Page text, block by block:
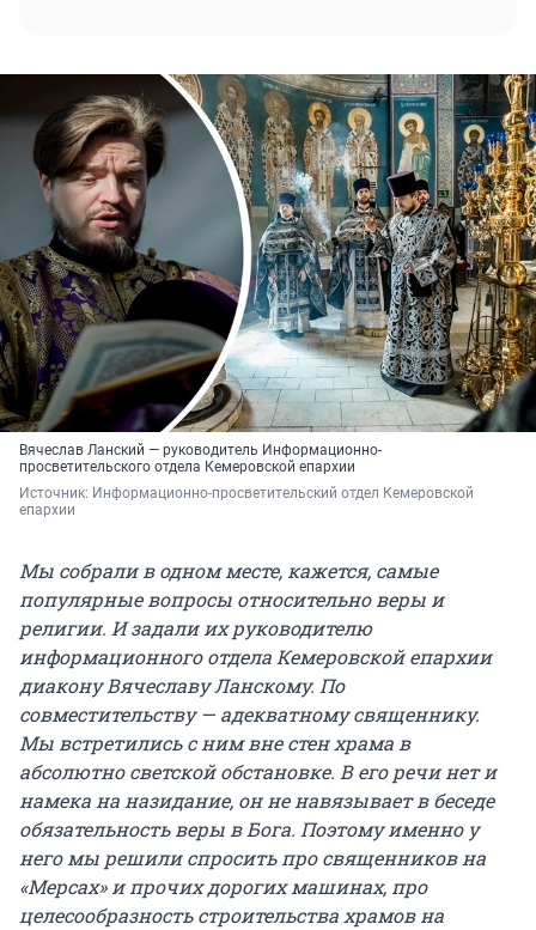
Вячеслав Ланский — руководитель Информационно-
просветительского отдела Кемеровской епархии
Источник: Информационно-просветительский отдел Кемеровской
епархии
Мы собрали в одном месте, кажется, самые
популярные вопросы относительно веры и
религии. И задали их руководителю
информационного отдела Кемеровской епархии
диакону Вячеславу Ланскому. По
совместительству — адекватному священнику.
Мы встретились с ним вне стен храма в
абсолютно светской обстановке. В его речи нет и
намека на назидание, он не навязывает в беседе
обязательность веры в Бога. Поэтому именно у
него мы решили спросить про священников на
«Мерсах» и прочих дорогих машинах, про
целесообразность строительства храмов на